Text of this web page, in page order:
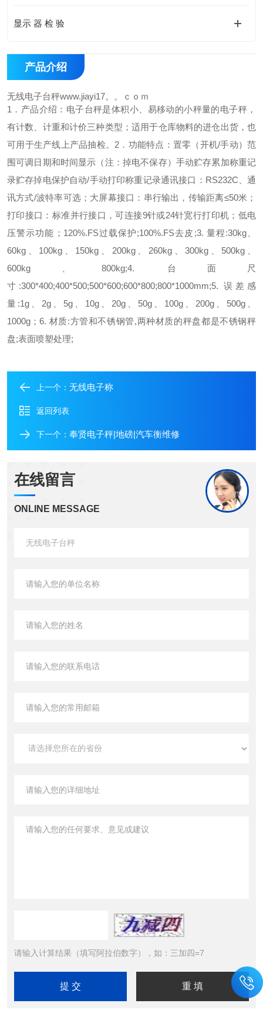
显示 器 检 验
产品介绍
无线电子台秤www.jiayi17。。ｃｏｍ
1．产品介绍： 电子台秤是体积小、易移动的小秤量的电子秤，
有计数、计重和计价三种类型；适用于仓库物料的进仓出货，也
可用于生产线上产品抽检。 2．功能特点： 置零（开机/手动）范
围可调日期和时间显示（注：掉电不保存） 手动贮存累加称重记
录贮存掉电保护自动/手动打印称重记录通讯接口：RS232C、通
讯方式/波特率可选； 大屏幕接口：串行输出，传输距离≤50米；
打印接口：标准并行接口，可连接9针或24针宽行打印机； 低电
压警示功能； 120%.FS过载保护;100%.FS去皮;3. 量程:30kg、
60kg、100kg、150kg、200kg、260kg、300kg、500kg、
600kg、800kg;4. 台面尺
寸:300*400;400*500;500*600;600*800;800*1000mm;5. 误差感
量:1g、2g、5g、10g、20g、50g、100g、200g、500g、
1000g； 6. 材质:方管和不锈钢管,两种材质的秤盘都是不锈钢秤
盘;表面喷塑处理;
上一个： 无线电子称
返回列表
下一个： 奉贤电子秤|地磅|汽车衡维修
在线留言
ONLINE MESSAGE
请输入计算结果（填写阿拉伯数字），如：三加四=7